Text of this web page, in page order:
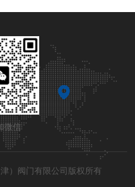
微信
）阀门有限公司版权所有